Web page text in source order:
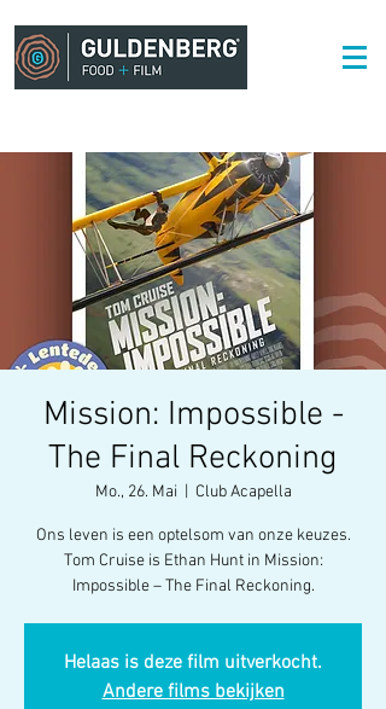
Mission: Impossible -
The Final Reckoning
Mo., 26. Mai Club Acapella
Ons leven is een optelsom van onze keuzes.
Tom Cruise is Ethan Hunt in Mission:
Impossible – The Final Reckoning.
Helaas is deze film uitverkocht.
Andere films bekijken